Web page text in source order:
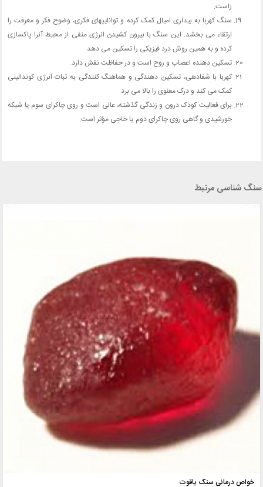
زاست.
سنگ کهربا به بیداری امیال کمک کرده و تواناییهای فکری، وضوح فکر و معرفت را
ارتقاء می بخشد. این سنگ با بیرون کشیدن انرژی منفی از محیط آنرا پاکسازی
کرده و به همین روش درد فیزیکی را تسکین می دهد.
تسکین دهنده اعصاب و روح است و در حفاظت نقش دارد.
کهربا با شفادهی، تسکین دهندگی و هماهنگ کنندگی به ثبات انرژی کوندالینی
کمک می کند و درک معنوی را بالا می برد.
برای فعالیت کودک درون و زندگی گذشته، عالی است و روی چاکرای سوم یا شبکه
خورشیدی و گاهی روی چاکرای دوم یا خاجی مؤثر است.
سنگ شناسی مرتبط